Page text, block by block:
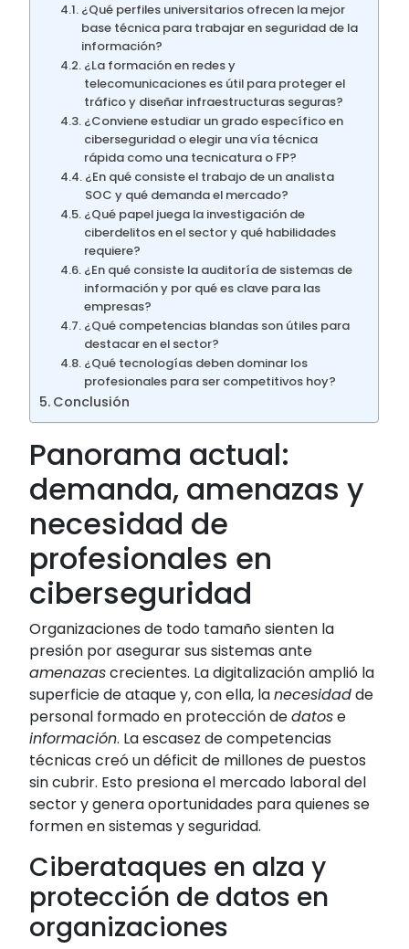
¿Qué perfiles universitarios ofrecen la mejor
base técnica para trabajar en seguridad de la
información?
¿La formación en redes y
telecomunicaciones es útil para proteger el
tráfico y diseñar infraestructuras seguras?
¿Conviene estudiar un grado específico en
ciberseguridad o elegir una vía técnica
rápida como una tecnicatura o FP?
¿En qué consiste el trabajo de un analista
SOC y qué demanda el mercado?
¿Qué papel juega la investigación de
ciberdelitos en el sector y qué habilidades
requiere?
¿En qué consiste la auditoría de sistemas de
información y por qué es clave para las
empresas?
¿Qué competencias blandas son útiles para
destacar en el sector?
¿Qué tecnologías deben dominar los
profesionales para ser competitivos hoy?
Conclusión
Panorama actual:
demanda, amenazas y
necesidad de
profesionales en
ciberseguridad
Organizaciones de todo tamaño sienten la
presión por asegurar sus sistemas ante
amenazascrecientes. La digitalización amplió la
superficie de ataque y, con ella, lanecesidadde
personal formado en protección dedatose
información. La escasez de competencias
técnicas creó un déficit de millones de puestos
sin cubrir. Esto presiona el mercado laboral del
sector y genera oportunidades para quienes se
formen en sistemas y seguridad.
Ciberataques en alza y
protección de datos en
organizaciones